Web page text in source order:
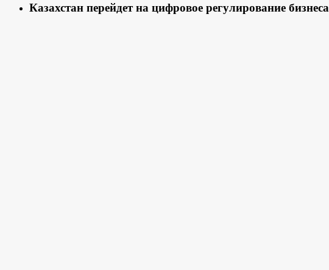
Казахстан перейдет на цифровое регулирование бизнеса